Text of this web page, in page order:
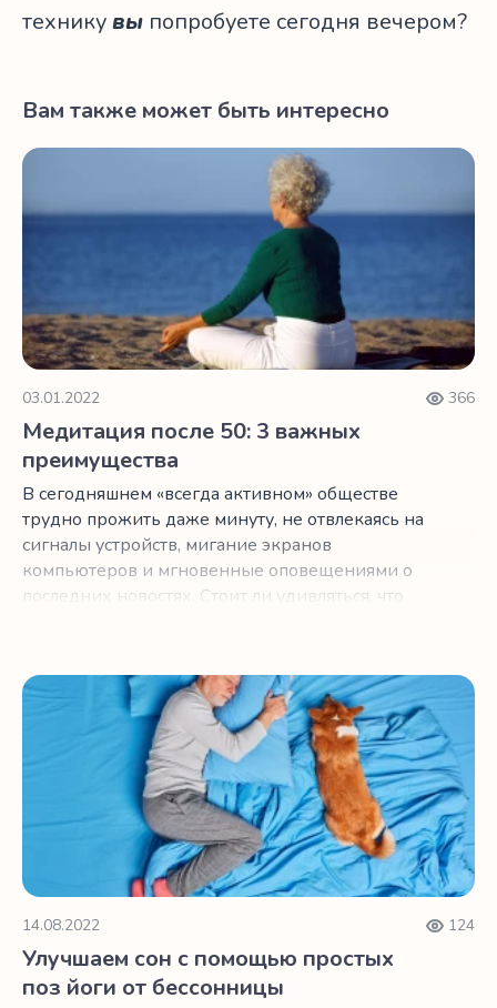
техникувы попробуете сегодня вечером?
Вам также может быть интересно
Медитация после 50: 3 важных преимущества
03.01.2022 366
Медитация после 50: 3 важных
преимущества
В сегодняшнем «всегда активном» обществе
трудно прожить даже минуту, не отвлекаясь на
сигналы устройств, мигание экранов
компьютеров и мгновенные оповещениями о
последних новостях. Стоит ли удивляться, что
раздражения, гнева, неуверенности в себе,
беспокойства и внутреннего разговора с самим
собой, которые вызваны повседневными
стрессами, подумайте о медитации. Это
позволит контролировать стресс, повысить
продуктивность и сохранить здоровье и
комфорт.
Улучшаем сон с помощью простых поз йоги от
14.08.2022 124
Улучшаем сон с помощью простых
поз йоги от бессонницы